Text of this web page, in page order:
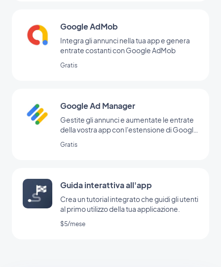
Google AdMob
Integra gli annunci nella tua app e genera
entrate costanti con Google AdMob
Gratis
Google Ad Manager
Gestite gli annunci e aumentate le entrate
della vostra app con l'estensione di Google
Gratis
Guida interattiva all'app
Crea un tutorial integrato che guidi gli utenti
al primo utilizzo della tua applicazione.
$5/mese